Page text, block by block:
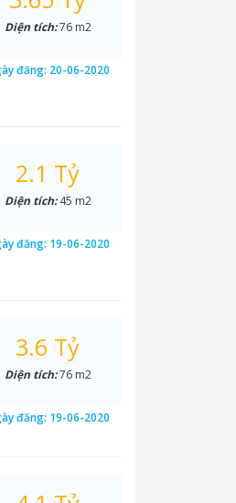
Diện tích:76 m2
đăng: 20-06-2020
2.1 Tỷ
Diện tích:45 m2
đăng: 19-06-2020
3.6 Tỷ
Diện tích:76 m2
đăng: 19-06-2020